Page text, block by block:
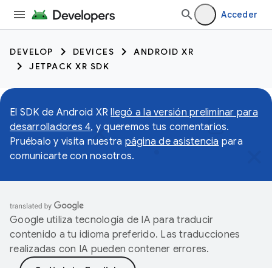
Acceder
DEVELOP DEVICES
ANDROID XR
JETPACK XR SDK
El SDK de Android XRllegó a la versión preliminar para
desarrolladores 4, y queremos tus comentarios.
Pruébalo y visita nuestra página de asistencia para
comunicarte con nosotros.
Google utiliza tecnología de IA para traducir
contenido a tu idioma preferido. Las traducciones
realizadas con IA pueden contener errores.